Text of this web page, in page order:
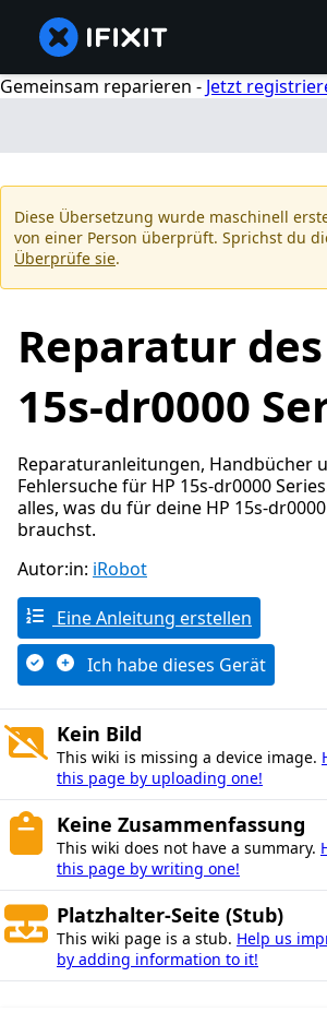
Gemeinsam reparieren - Jetzt
Diese Übersetzung wurde maschinell
von einer Person überprüft. Sprichst du
Überprüfe sie.
Reparatur
15s-dr0000
Reparaturanleitungen, Handbücher
Fehlersuche für HP 15s-dr0000
alles, was du für deine HP 15s-
brauchst.
Autor:in: iRobot
Eine Anleitung erstellen
Ich habe dieses Gerät
Kein Bild
This wiki is missing a device image.
this page by uploading one!
Keine Zusammenfassung
This wiki does not have a summary.
this page by writing one!
Platzhalter-Seite (Stub)
This wiki page is a stub. Help us
by adding information to it!